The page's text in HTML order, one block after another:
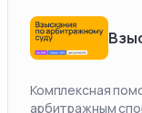
Комплексная
арбитражным